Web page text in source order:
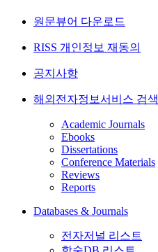
원문뷰어 다운로드
RISS 개인정보 재동의
공지사항
해외전자정보서비스 검색
Academic Journals
Ebooks
Dissertations
Conference Materials
Reviews
Reports
Databases & Journals
전자저널 리스트